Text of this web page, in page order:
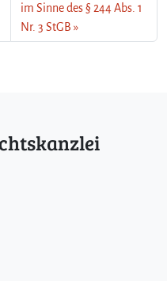
im Sinne des § 244 Abs. 1
Nr. 3 StGB